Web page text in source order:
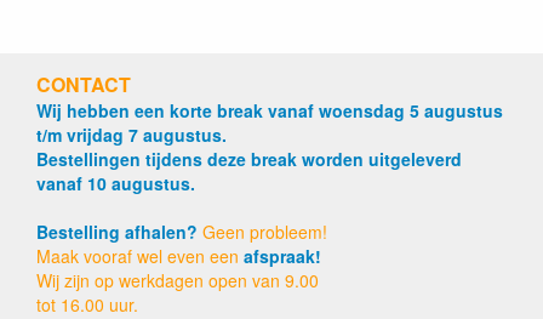
CONTACT
Wij hebben een korte break vanaf woensdag 5 augustus
t/m vrijdag 7 augustus.
Bestellingen tijdens deze break worden uitgeleverd
vanaf 10 augustus.
Bestelling afhalen? Geen probleem!
Maak vooraf wel even een afspraak!
Wij zijn op werkdagen open van 9.00
tot 16.00 uur.